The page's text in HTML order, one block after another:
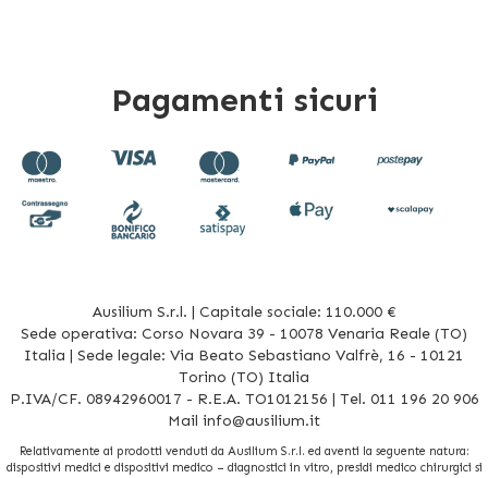
Pagamenti sicuri
Ausilium S.r.l. | Capitale sociale: 110.000 €
Sede operativa: Corso Novara 39 - 10078 Venaria Reale (TO)
Italia | Sede legale: Via Beato Sebastiano Valfrè, 16 - 10121
Torino (TO) Italia
P.IVA/CF. 08942960017 - R.E.A. TO1012156 | Tel. 011 196 20 906
Mail info@ausilium.it
Relativamente ai prodotti venduti da Ausilium S.r.l. ed aventi la seguente natura:
dispositivi medici e dispositivi medico – diagnostici in vitro, presidi medico chirurgici si